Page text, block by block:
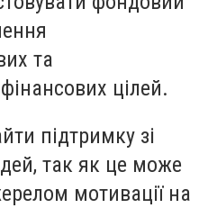
та
цілей.
підтримку зі
так як це може
мотивації на